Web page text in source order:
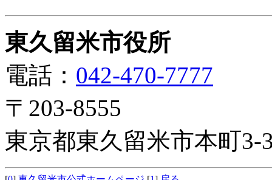
東久留米市役所
電話： 042-470-7777
〒203-8555
東京都東久留米市本町3-